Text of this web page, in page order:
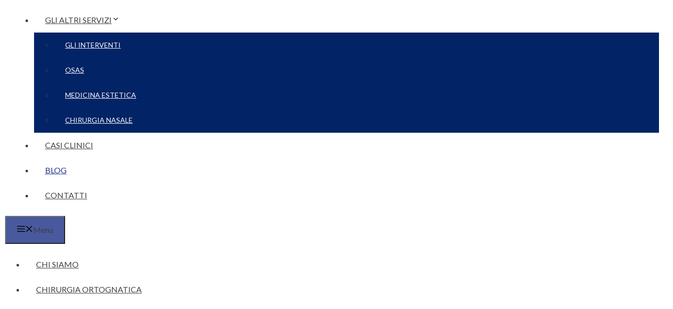
GLI ALTRI SERVIZI
GLI INTERVENTI
OSAS
MEDICINA ESTETICA
CHIRURGIA NASALE
CASI CLINICI
BLOG
CONTATTI
Menu
CHI SIAMO
CHIRURGIA ORTOGNATICA